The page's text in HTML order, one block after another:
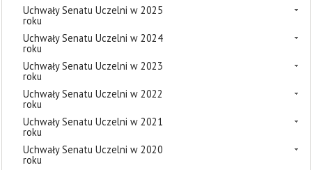
Uchwały Senatu Uczelni w 2025
roku
Uchwały Senatu Uczelni w 2024
roku
Uchwały Senatu Uczelni w 2023
roku
Uchwały Senatu Uczelni w 2022
roku
Uchwały Senatu Uczelni w 2021
roku
Uchwały Senatu Uczelni w 2020
roku